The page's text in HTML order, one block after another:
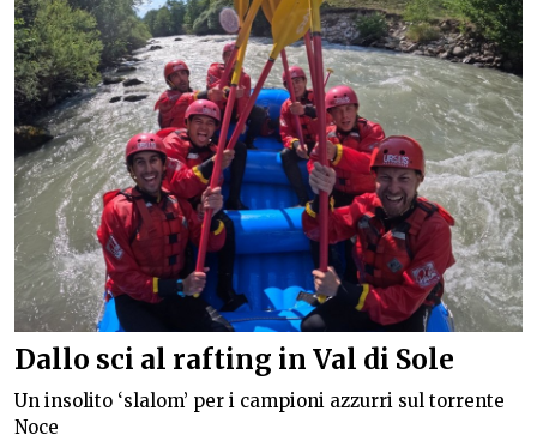
Dallo sci al rafting in Val di Sole
Un insolito ‘slalom’ per i campioni azzurri sul torrente
Noce